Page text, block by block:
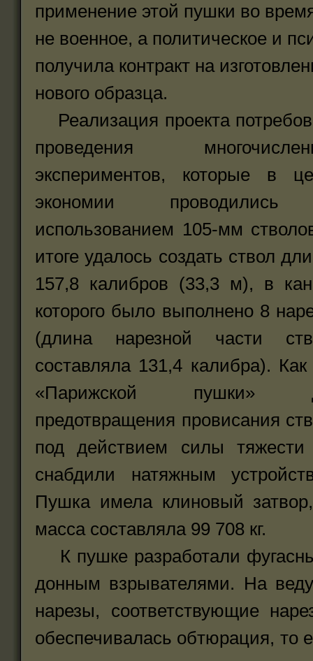
применение этой пушки во
не военное, а политическое и
получила контракт на
нового образца.
Реализация проекта
проведения
экспериментов, которые в
экономии
использованием 105-мм
итоге удалось создать ствол
157,8 калибров (33,3 м), в
которого было выполнено 8
(длина нарезной части
составляла 131,4 калибра).
«Парижской пушки»
предотвращения провисания
под действием силы тяжести
снабдили натяжным
Пушка имела клиновый
масса составляла 99 708 кг.
К пушке разработали
донным взрывателями. На
нарезы, соответствующие
обеспечивалась обтюрация, то